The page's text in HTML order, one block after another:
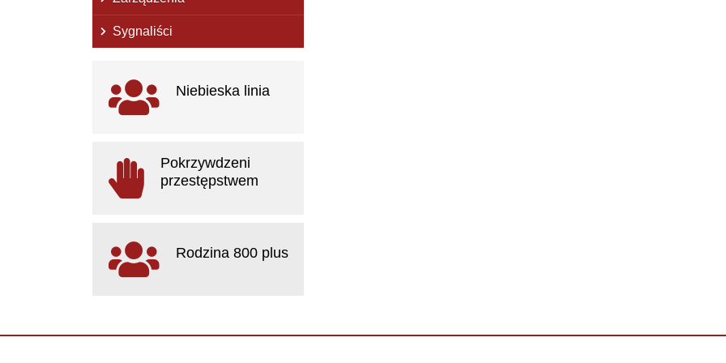
Sygnaliści
Ważne linki
Niebieska linia
Pokrzywdzeni
przestępstwem
Rodzina 800 plus